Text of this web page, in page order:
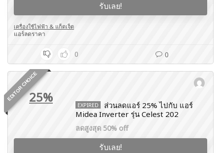
รับเลย!
เครื่องใช้ไฟฟ้า & แก็ดเจ็ต
แอร์ลดราคา
0 0
EDITOR CHOICE25% EXPIRED
ส่วนลดแอร์ 25% ไปกับ แอร์
Midea Inverter รุ่น Celest 202
ลดสูงสุด 50% off
รับเลย!